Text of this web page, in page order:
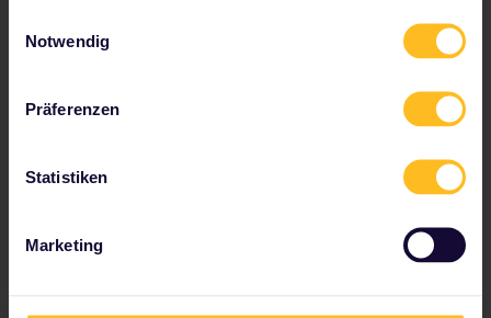
Notwendig
Präferenzen
Statistiken
Marketing